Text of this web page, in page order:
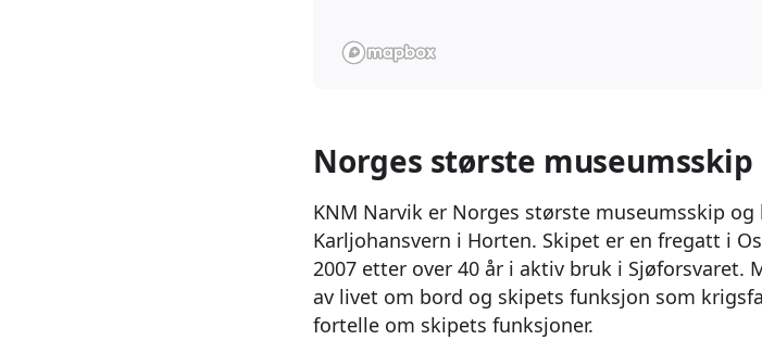
Norges største museumsskip
KNM Narvik er Norges største museumsskip
Karljohansvern i Horten. Skipet er en fregatt i
2007 etter over 40 år i aktiv bruk i
av livet om bord og skipets funksjon som
fortelle om skipets funksjoner.